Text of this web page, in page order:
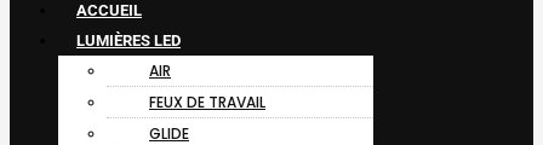
ACCUEIL
LUMIÈRES LED
AIR
FEUX DE TRAVAIL
GLIDE